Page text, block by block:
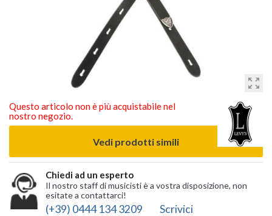
zoom_out_map
Questo articolo non è più acquistabile nel
nostro negozio.
Vedi prodotti simili
Chiedi ad un esperto
Il nostro staff di musicisti è a vostra disposizione, non
esitate a contattarci!
(+39) 0444 134 3209 Scrivici